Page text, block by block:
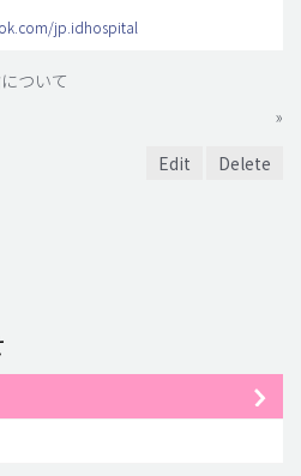
jp.idhospital
ついて
»
Edit Delete